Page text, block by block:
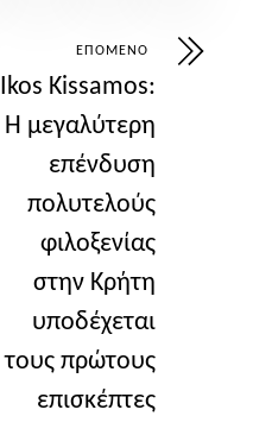
ΕΠΌΜΕΝΟ
Ikos Kissamos:
Η μεγαλύτερη
επένδυση
πολυτελούς
φιλοξενίας
στην Κρήτη
υποδέχεται
τους πρώτους
επισκέπτες